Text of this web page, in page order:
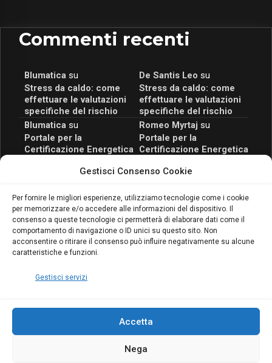
Gestisci Consenso Cookie
Per fornire le migliori esperienze, utilizziamo tecnologie come i cookie
per memorizzare e/o accedere alle informazioni del dispositivo. Il
consenso a queste tecnologie ci permetterà di elaborare dati come il
comportamento di navigazione o ID unici su questo sito. Non
acconsentire o ritirare il consenso può influire negativamente su alcune
caratteristiche e funzioni.
Gestisci servizi
Accetta
Nega
Commenti recenti
Blumaticasu
Stress da caldo: come
effettuare le valutazioni
specifiche del rischio
De Santis Leo su
Stress da caldo: come
effettuare le valutazioni
specifiche del rischio
Blumaticasu
Portale per la
Certificazione Energetica
scopri il Corso Blumatica
Romeo Myrtaj su
Portale per la
Certificazione Energetica
scopri il Corso Blumatica
Blumaticasu
Coordinatore della
Sicurezza: cosa è
richiesto per abilitazione
e aggiornamento